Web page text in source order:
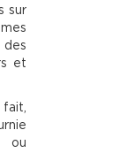
sur
et